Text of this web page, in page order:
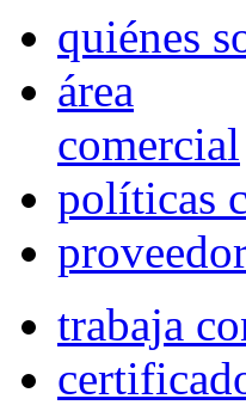
quiénes
área
comercial
políticas
trabaja